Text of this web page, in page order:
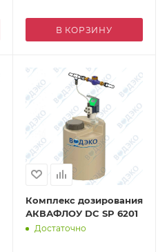
В КОРЗИНУ
Комплекс дозирования
АКВАФЛОУ DC SP 6201
Достаточно